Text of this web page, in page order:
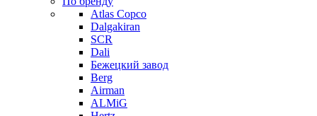
Atlas Copco
Dalgakiran
SCR
Dali
Бежецкий завод
Berg
Airman
ALMiG